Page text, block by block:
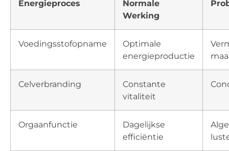
Energieproces
Normale
Werking
Voedingsstofopname
Optimale
energieproductie
Celverbranding
Constante
vitaliteit
Orgaanfunctie
Dagelijkse
efficiëntie